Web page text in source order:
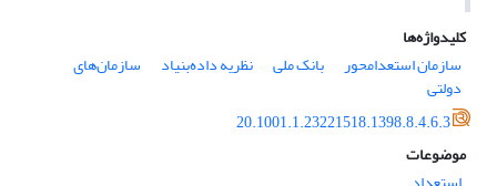
کلیدواژه‌ها
سازمان استعدامحور
بانک ملی نظریه داده‌بنیاد سازمان‌های
دولتی
20.1001.1.23221518.1398.8.4.6.3
موضوعات